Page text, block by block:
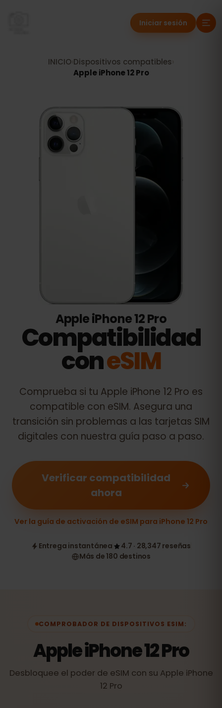
Iniciar sesión
INICIO Dispositivos compatibles
Apple iPhone 12 Pro
Apple iPhone 12 Pro
Compatibilidad
coneSIM
Comprueba si tu Apple iPhone 12 Pro es
compatible con eSIM. Asegura una
transición sin problemas a las tarjetas SIM
digitales con nuestra guía paso a paso.
Verificar compatibilidad
ahora
Ver la guía de activación de eSIM para iPhone 12 Pro
Entrega instantánea
4.7 · 28,347 reseñas
Más de 180 destinos
COMPROBADOR DE DISPOSITIVOS ESIM:
Apple iPhone 12 Pro
Desbloquee el poder de eSIM con su Apple iPhone
12 Pro